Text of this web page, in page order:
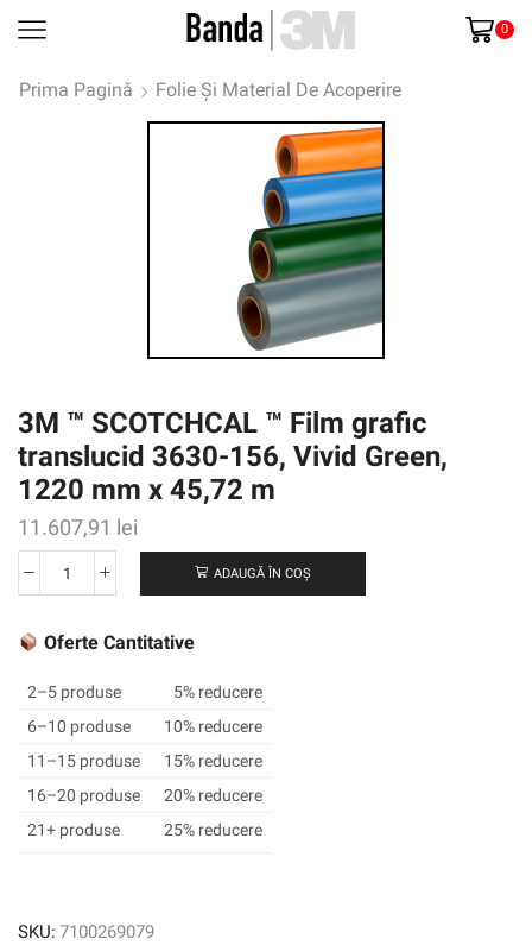
0
Prima Pagină Folie Și Material De Acoperire
3M ™ SCOTCHCAL ™ Film grafic
translucid 3630-156, Vivid Green,
1220 mm x 45,72 m
11.607,91 lei
Cantitate
™
™
Film
grafic
translucid
3630-
156,
mm
ADAUGĂ ÎN COȘ
Oferte Cantitative
2–5 produse
5% reducere
6–10 produse
10% reducere
11–15 produse
15% reducere
16–20 produse
20% reducere
21+ produse
25% reducere
SKU: 7100269079